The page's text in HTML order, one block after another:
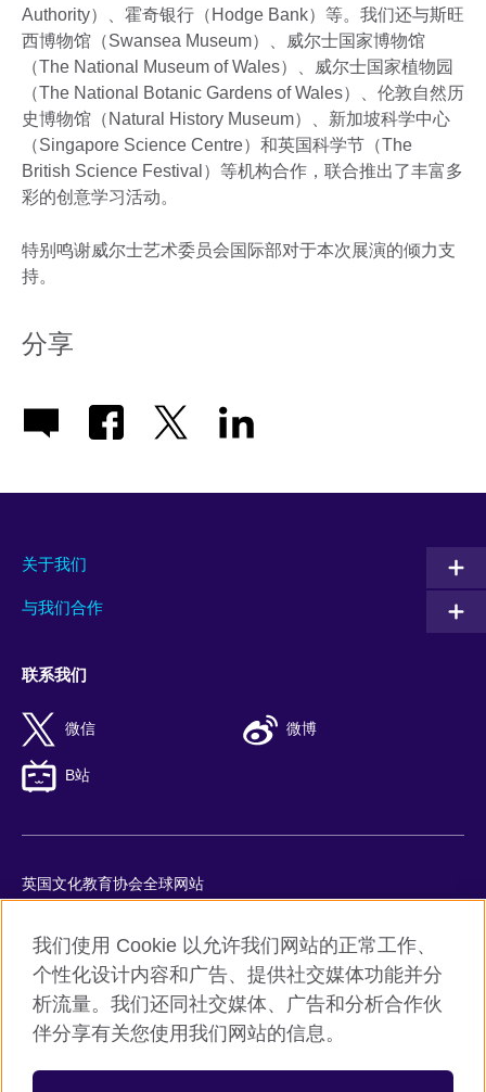
Authority）、霍奇银行（Hodge Bank）等。我们还与斯旺
西博物馆（Swansea Museum）、威尔士国家博物馆
（The National Museum of Wales）、威尔士国家植物园
（The National Botanic Gardens of Wales）、伦敦自然历
史博物馆（Natural History Museum）、新加坡科学中心
（Singapore Science Centre）和英国科学节（The
British Science Festival）等机构合作，联合推出了丰富多
彩的创意学习活动。
特别鸣谢威尔士艺术委员会国际部对于本次展演的倾力支
持。
分享
关于我们
与我们合作
联系我们
微信 微博
B站
英国文化教育协会全球网站
Cookie
网站地图
ICP number: 京ICP备10044692号-8
京公网安备11010502045859号
我们使用 Cookie 以允许我们网站的正常工作、
个性化设计内容和广告、提供社交媒体功能并分
析流量。我们还同社交媒体、广告和分析合作伙
伴分享有关您使用我们网站的信息。